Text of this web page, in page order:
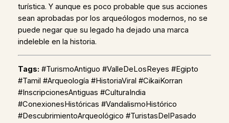
turística. Y aunque es poco probable que sus acciones
sean aprobadas por los arqueólogos modernos, no se
puede negar que su legado ha dejado una marca
indeleble en la historia.
Tags: #TurismoAntiguo #ValleDeLosReyes #Egipto
#Tamil #Arqueología #HistoriaViral #CikaiKorran
#InscripcionesAntiguas #CulturaIndia
#ConexionesHistóricas #VandalismoHistórico
#DescubrimientoArqueológico #TuristasDelPasado